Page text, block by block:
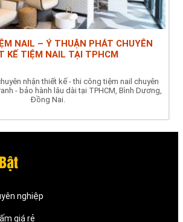
NAIL – Ý THUẬN PHÁT CHUYÊN
KẾ TIỆM NAIL TẠI TPHCM
nhận thiết kế - thi công tiệm nail chuyên
- bảo hành lâu dài tại TPHCM, Bình Dương,
Đồng Nai.
nghiệp
giá rẻ